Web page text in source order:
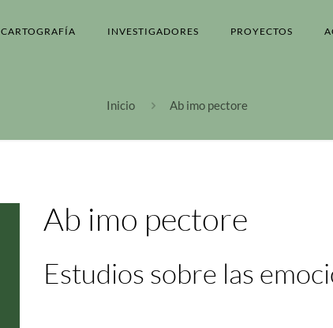
CARTOGRAFÍA INVESTIGADORES PROYECTOS
Inicio Ab imo pectore
Ab imo pectore
Estudios sobre las